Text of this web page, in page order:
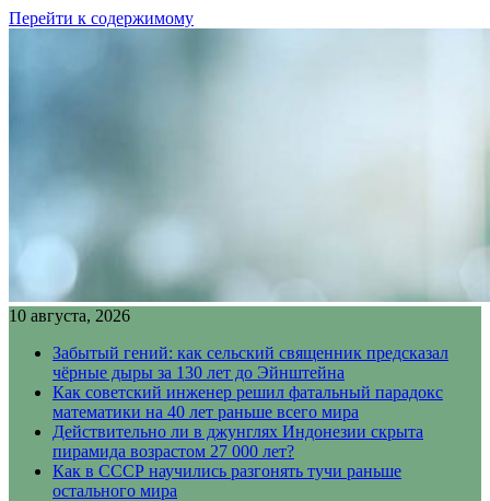
Перейти к содержимому
10 августа, 2026
Забытый гений: как сельский священник предсказал
чёрные дыры за 130 лет до Эйнштейна
Как советский инженер решил фатальный парадокс
математики на 40 лет раньше всего мира
Действительно ли в джунглях Индонезии скрыта
пирамида возрастом 27 000 лет?
Как в СССР научились разгонять тучи раньше
остального мира